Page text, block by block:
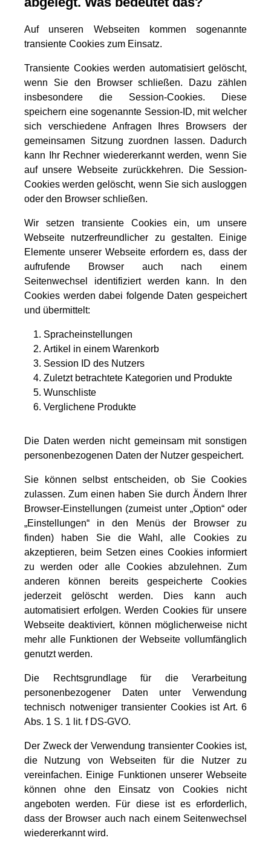
Auf unseren Webseiten kommen sogenannte
transiente Cookies zum Einsatz.
Transiente Cookies werden automatisiert gelöscht,
wenn Sie den Browser schließen. Dazu zählen
insbesondere die Session-Cookies. Diese
speichern eine sogenannte Session-ID, mit welcher
sich verschiedene Anfragen Ihres Browsers der
gemeinsamen Sitzung zuordnen lassen. Dadurch
kann Ihr Rechner wiedererkannt werden, wenn Sie
auf unsere Webseite zurückkehren. Die Session-
Cookies werden gelöscht, wenn Sie sich ausloggen
oder den Browser schließen.
Wir setzen transiente Cookies ein, um unsere
Webseite nutzerfreundlicher zu gestalten. Einige
Elemente unserer Webseite erfordern es, dass der
aufrufende Browser auch nach einem
Seitenwechsel identifiziert werden kann. In den
Cookies werden dabei folgende Daten gespeichert
und übermittelt:
Spracheinstellungen
Artikel in einem Warenkorb
Session ID des Nutzers
Zuletzt betrachtete Kategorien und Produkte
Wunschliste
Verglichene Produkte
Die Daten werden nicht gemeinsam mit sonstigen
personenbezogenen Daten der Nutzer gespeichert.
Sie können selbst entscheiden, ob Sie Cookies
zulassen. Zum einen haben Sie durch Ändern Ihrer
Browser-Einstellungen (zumeist unter „Option“ oder
„Einstellungen“ in den Menüs der Browser zu
finden) haben Sie die Wahl, alle Cookies zu
akzeptieren, beim Setzen eines Cookies informiert
zu werden oder alle Cookies abzulehnen. Zum
anderen können bereits gespeicherte Cookies
jederzeit gelöscht werden. Dies kann auch
automatisiert erfolgen. Werden Cookies für unsere
Webseite deaktiviert, können möglicherweise nicht
mehr alle Funktionen der Webseite vollumfänglich
genutzt werden.
Die Rechtsgrundlage für die Verarbeitung
personenbezogener Daten unter Verwendung
technisch notweniger transienter Cookies ist Art. 6
Abs. 1 S. 1 lit. f DS-GVO.
Der Zweck der Verwendung transienter Cookies ist,
die Nutzung von Webseiten für die Nutzer zu
vereinfachen. Einige Funktionen unserer Webseite
können ohne den Einsatz von Cookies nicht
angeboten werden. Für diese ist es erforderlich,
dass der Browser auch nach einem Seitenwechsel
wiedererkannt wird.